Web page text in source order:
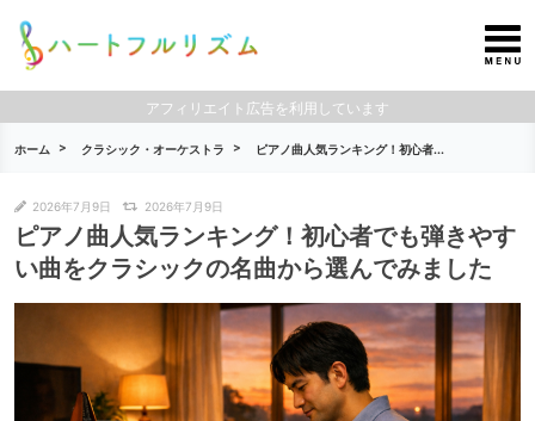
アフィリエイト広告を利用しています
ホーム クラシック・オーケストラ ピアノ曲人気ランキング！初心者...
2026年7月9日 2026年7月9日
ピアノ曲人気ランキング！初心者でも弾きやす
い曲をクラシックの名曲から選んでみました